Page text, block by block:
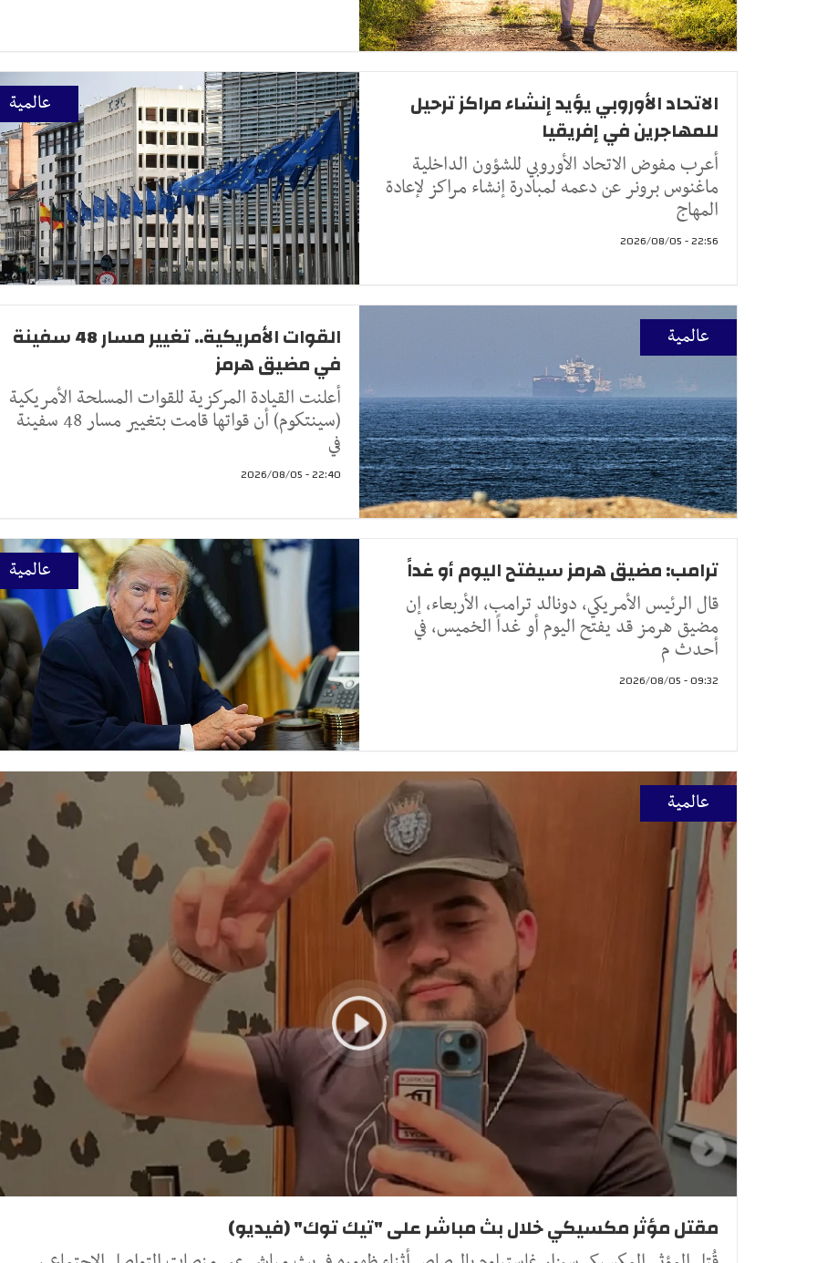
عالمية
الاتحاد الأوروبي يؤيد إنشاء مراكز ترحيل
للمهاجرين في إفريقيا
أعرب مفوض الاتحاد الأوروبي للشؤون الداخلية
ماغنوس برونر عن دعمه لمبادرة إنشاء مراكز لإعادة
المهاج
22:56 - 2026/08/05
عالمية
القوات الأمريكية.. تغيير مسار 48 سفينة
في مضيق هرمز
أعلنت القيادة المركزية للقوات المسلحة الأمريكية
(سينتكوم) أن قواتها قامت بتغيير مسار 48 سفينة
في
22:40 - 2026/08/05
عالمية ترامب: مضيق هرمز سيفتح اليوم أو غداً
قال الرئيس الأمريكي، دونالد ترامب، الأربعاء، إن
مضيق هرمز قد يفتح اليوم أو غداً الخميس، في
أحدث م
09:32 - 2026/08/05
عالمية
مقتل مؤثر مكسيكي خلال بث مباشر على "تيك توك" (فيديو)